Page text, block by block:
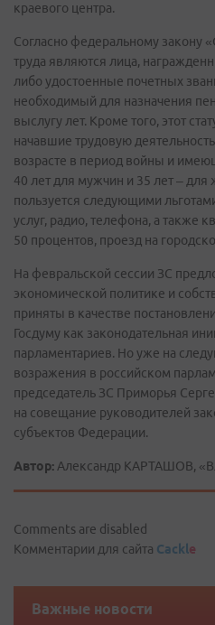
краевого центра.
Согласно федеральному закону
труда являются лица,
либо удостоенные почетных
необходимый для назначения
выслугу лет. Кроме того, этот
начавшие трудовую
возрасте в период войны и
40 лет для мужчин и 35 лет – для
пользуется следующими
услуг, радио, телефона, а также
50 процентов, проезд на
На февральской сессии ЗС
экономической политике и
приняты в качестве
Госдуму как законодательная
парламентариев. Но уже на
возражения в российском
председатель ЗС Приморья
на совещание руководителей
субъектов Федерации.
Автор: Александр КАРТАШОВ,
Comments are disabled
Комментарии для сайта Cackle
Важные новости